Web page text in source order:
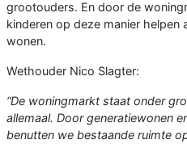
grootouders. En door de
kinderen op deze manier helpen
wonen.
Wethouder Nico Slagter:
“De woningmarkt staat onder
allemaal. Door generatiewonen
benutten we bestaande ruimte